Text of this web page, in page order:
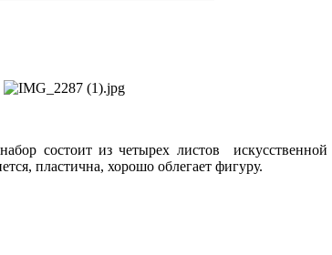
состоит из четырех листов
пластична, хорошо облегает фигуру.